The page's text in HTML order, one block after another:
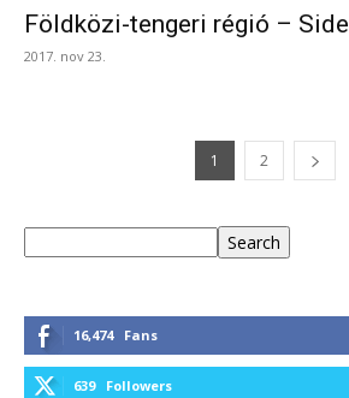
Földközi-tengeri régió – Side
2017. nov 23.
1 2
Search
16,474 Fans
639 Followers